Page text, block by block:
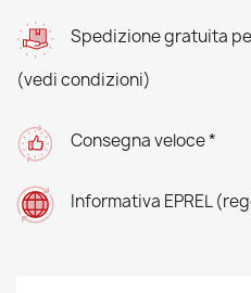
Spedizione gratuita
(vedi condizioni)
Consegna veloce *
Informativa EPREL